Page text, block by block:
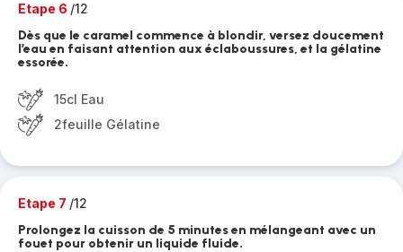
Etape 6 /12
Dès que le caramel commence à blondir, versez doucement
l’eau en faisant attention aux éclaboussures, et la gélatine
essorée.
15cl Eau
2feuille Gélatine
Etape 7 /12
Prolongez la cuisson de 5 minutes en mélangeant avec un
fouet pour obtenir un liquide fluide.